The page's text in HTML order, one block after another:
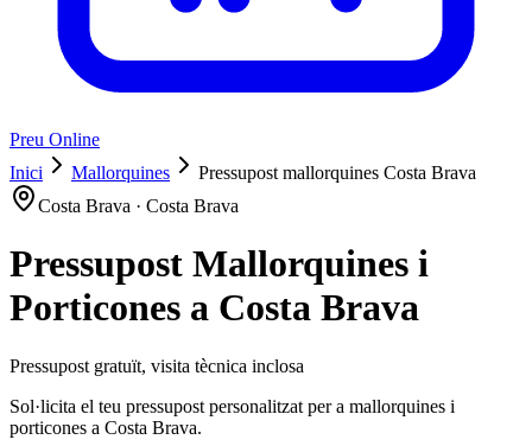
Preu Online
Inici
Mallorquines
Pressupost mallorquines Costa Brava
Costa Brava · Costa Brava
Pressupost Mallorquines i
Porticones a Costa Brava
Pressupost gratuït, visita tècnica inclosa
Sol·licita el teu pressupost personalitzat per a mallorquines i
porticones a Costa Brava.